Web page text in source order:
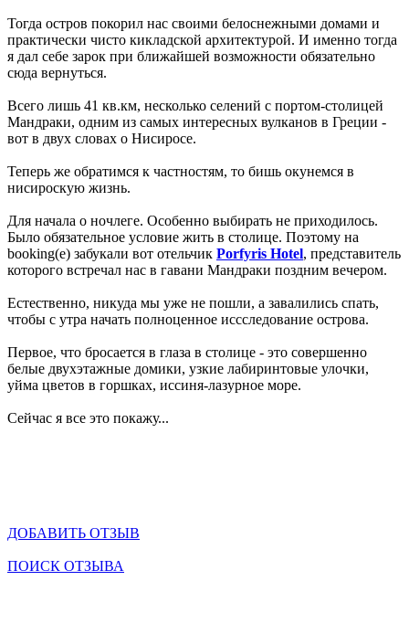
Тогда остров покорил нас своими белоснежными домами и
практически чисто кикладской архитектурой. И именно тогда
я дал себе зарок при ближайшей возможности обязательно
сюда вернуться.
Всего лишь 41 кв.км, несколько селений с портом-столицей
Мандраки, одним из самых интересных вулканов в Греции -
вот в двух словах о Нисиросе.
Теперь же обратимся к частностям, то бишь окунемся в
нисироскую жизнь.
Для начала о ночлеге. Особенно выбирать не приходилось.
Было обязательное условие жить в столице. Поэтому на
booking(е) забукали вот отельчик Porfyris Hotel, представитель
которого встречал нас в гавани Мандраки поздним вечером.
Естественно, никуда мы уже не пошли, а завалились спать,
чтобы с утра начать полноценное иссследование острова.
Первое, что бросается в глаза в столице - это совершенно
белые двухэтажные домики, узкие лабиринтовые улочки,
уйма цветов в горшках, иссиня-лазурное море.
Сейчас я все это покажу...
ДОБАВИТЬ ОТЗЫВ
ПОИСК ОТЗЫВА